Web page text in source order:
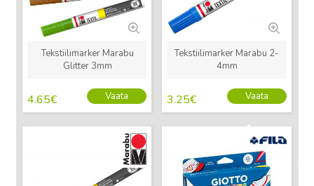
Tekstiilimarker Marabu
Glitter 3mm
4.65€ Vaata
Tekstiilimarker Marabu 2-
4mm
3.25€ Vaata